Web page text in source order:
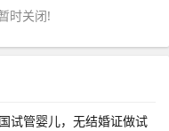
时关闭!
试管婴儿，无结婚证做试